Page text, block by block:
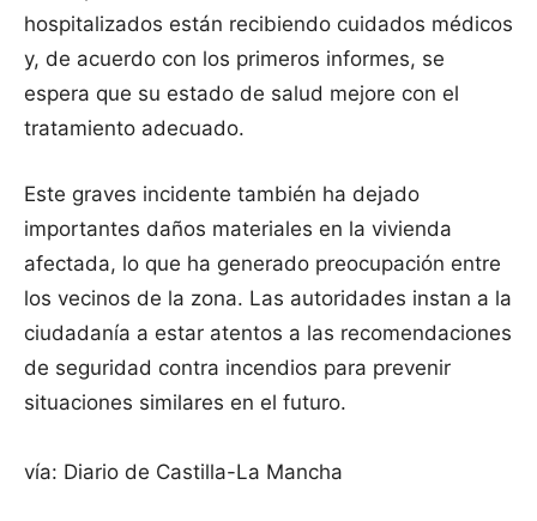
hospitalizados están recibiendo cuidados médicos
y, de acuerdo con los primeros informes, se
espera que su estado de salud mejore con el
tratamiento adecuado.
Este graves incidente también ha dejado
importantes daños materiales en la vivienda
afectada, lo que ha generado preocupación entre
los vecinos de la zona. Las autoridades instan a la
ciudadanía a estar atentos a las recomendaciones
de seguridad contra incendios para prevenir
situaciones similares en el futuro.
vía: Diario de Castilla-La Mancha